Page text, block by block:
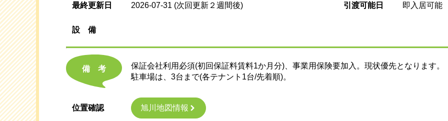
最終更新日 2026-07-31 (次回更新２週間後) 引渡可能日 即入居可能
設 備
備考
保証会社利用必須(初回保証料賃料1か月分)、事業用保険要加入。現状優先となります。
駐車場は、3台まで(各テナント1台/先着順)。
位置確認 旭川地図情報